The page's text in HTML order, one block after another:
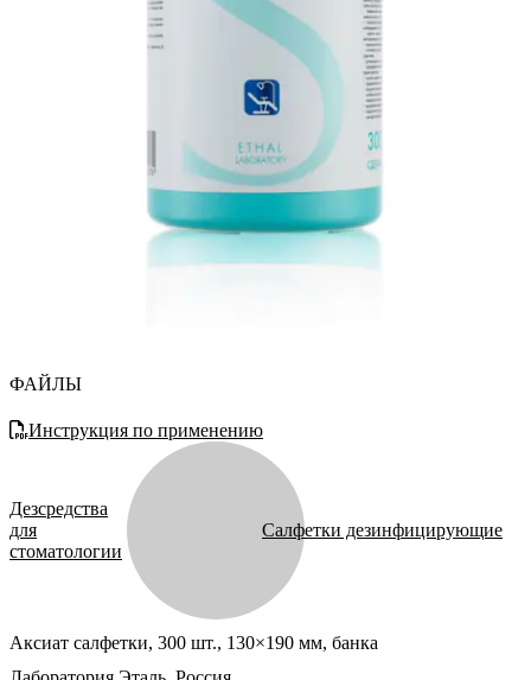
ФАЙЛЫ
Инструкция по применению
Дезсредства
для
стоматологии
Салфетки дезинфицирующие
Аксиат салфетки, 300 шт., 130×190 мм, банка